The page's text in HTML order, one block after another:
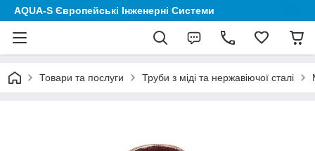
AQUA-S Європейські Інженерні Системи
Товари та послуги Труби з міді та нержавіючої сталі